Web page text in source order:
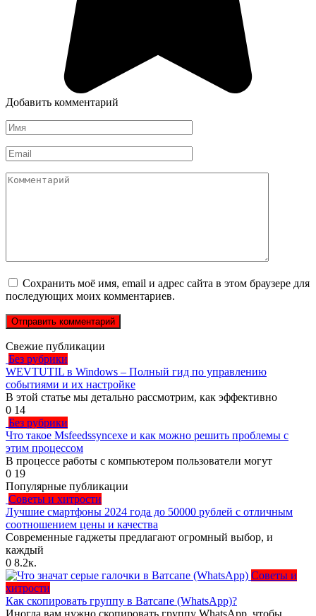
Добавить комментарий
Имя
*
Email
*
Комментарий
Сохранить моё имя, email и адрес сайта в этом браузере для
последующих моих комментариев.
Свежие публикации
Без рубрики
WEVTUTIL в Windows – Полный гид по управлению
событиями и их настройке
В этой статье мы детально рассмотрим, как эффективно
0 14
Без рубрики
Что такое Msfeedssyncexe и как можно решить проблемы с
этим процессом
В процессе работы с компьютером пользователи могут
0 19
Популярные публикации
Советы и хитрости
Лучшие смартфоны 2024 года до 50000 рублей с отличным
соотношением цены и качества
Современные гаджеты предлагают огромный выбор, и
каждый
0 8.2к.
Советы и
хитрости
Как скопировать группу в Ватсапе (WhatsApp)?